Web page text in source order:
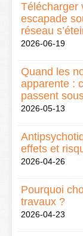
Télécharger
escapade
réseau
2026-06-19
Quand les
apparente :
passent
2026-05-13
effets et
2026-04-26
Pourquoi
travaux ?
2026-04-23